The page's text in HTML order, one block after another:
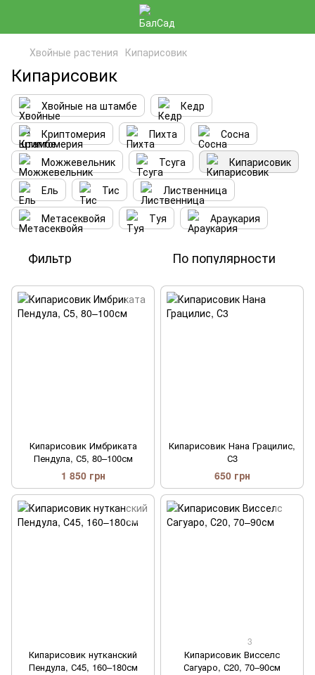
Хвойные растения Кипарисовик
Кипарисовик
Хвойные на штамбе
Кедр
Криптомерия
Пихта
Сосна
Можжевельник
Тсуга
Кипарисовик
Ель
Тис
Лиственница
Метасеквойя
Туя Араукария
Фильтр По популярности
Кипарисовик Имбриката
Пендула, С5, 80–100см
1 850 грн
Кипарисовик Нана Грацилис,
С3
650 грн
Кипарисовик нутканский
Пендула, С45, 160–180см
3
Кипарисовик Висселс
Сагуаро, С20, 70–90см